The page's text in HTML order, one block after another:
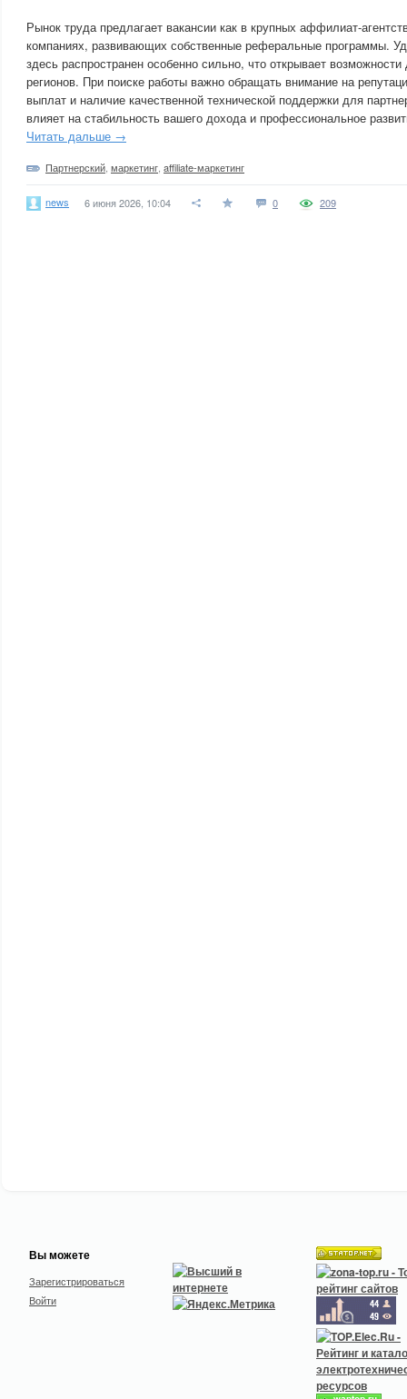
Рынок труда предлагает вакансии как в крупных аффилиат-
компаниях, развивающих собственные реферальные программы.
здесь распространен особенно сильно, что открывает
регионов. При поиске работы важно обращать внимание на
выплат и наличие качественной технической поддержки для
влияет на стабильность вашего дохода и профессиональное
Читать дальше →
Партнерский маркетинг affiliate-маркетинг
news 6 июня 2026, 10:04 0 209
Вы можете
Зарегистрироваться
Войти